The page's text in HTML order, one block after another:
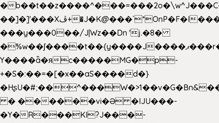
�
��]�]'���Xڦ+�J�K@���`*OnP�F�I�����n����ˎ���E>���%
���y���0��/J|Wz��Dn 'j.�8�
�%w��ʃ����t��{y����J����ޕ���r��d�$e҅b�e����
Y����ǟ�яc�����MG�p-
+�S�:��=�[�x��aS����d�}
� ������vi�Ə �IJU���-
�Y�R���KI?J���-